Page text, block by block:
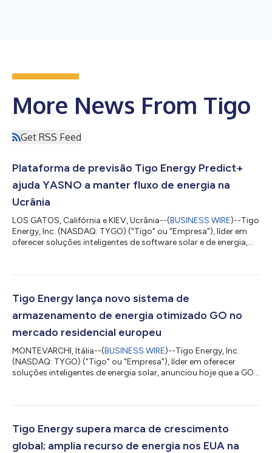
More News From Tigo
Get RSS Feed
Plataforma de previsão Tigo Energy Predict+
ajuda YASNO a manter fluxo de energia na
Ucrânia
LOS GATOS, Califórnia e KIEV, Ucrânia--(BUSINESS WIRE)--Tigo
Energy, Inc. (NASDAQ: TYGO) ("Tigo" ou "Empresa"), líder em
oferecer soluções inteligentes de software solar e de energia,
a implementar a plataforma Tigo Predict+. A plataforma AI
adaptarem aos desafios da demanda real, equilibrando fontes
de geração renovável e...
Tigo Energy lança novo sistema de
armazenamento de energia otimizado GO no
mercado residencial europeu
MONTEVARCHI, Itália--(BUSINESS WIRE)--Tigo Energy, Inc.
(NASDAQ: TYGO) ("Tigo" ou "Empresa"), líder em oferecer
soluções inteligentes de energia solar, anunciou hoje que a GO
enviada a clientes no mercado europeu, cumprindo com os
produto foi lançado em abril de 2026. A Empresa irá apresentar
demonstrações ao vivo do sistema GO Optimized ESS na In...
Tigo Energy supera marca de crescimento
global; amplia recurso de energia nos EUA na